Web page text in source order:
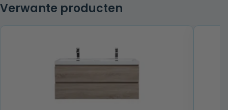
€ 659,00.
Verwante producten